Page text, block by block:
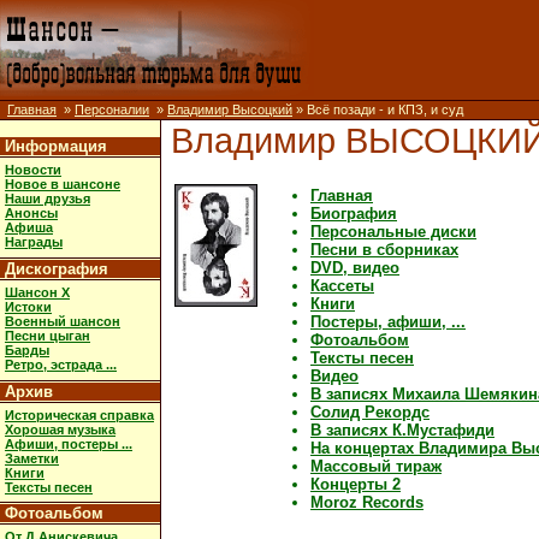
Главная » Персоналии » Владимир Высоцкий » Всё позади - и КПЗ, и суд
Информация
Новости
Новое в шансоне
Наши друзья
Анонсы
Афиша
Награды
Дискография
Шансон X
Истоки
Военный шансон
Песни цыган
Барды
Ретро, эстрада ...
Архив
Историческая справка
Хорошая музыка
Афиши, постеры ...
Заметки
Книги
Тексты песен
Фотоальбом
Владимир
Главная
Биография
Персональные диски
Песни в сборниках
DVD, видео
Кассеты
Книги
Постеры, афиши, ...
Фотоальбом
Тексты песен
Видео
В записях Михаила
Солид Рекордс
В записях К.Мустафиди
На концертах Владимира
Массовый тираж
Концерты 2
Moroz Records